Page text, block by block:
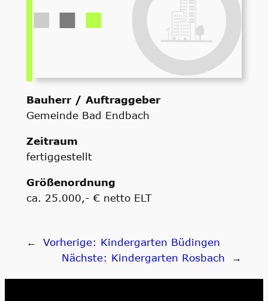
Bauherr / Auftraggeber
Gemeinde Bad Endbach
Zeitraum
fertiggestellt
Größenordnung
ca. 25.000,- € netto ELT
← Vorherige: Kindergarten Büdingen
Nächste: Kindergarten Rosbach →